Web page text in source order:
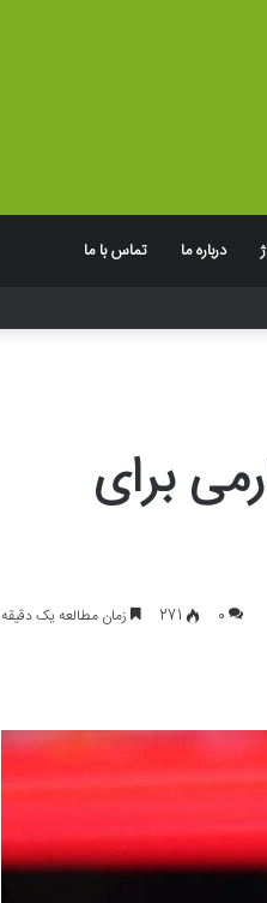
درباره ما تماس با ما
برای
0
271 زمان مطالعه یک دقیقه